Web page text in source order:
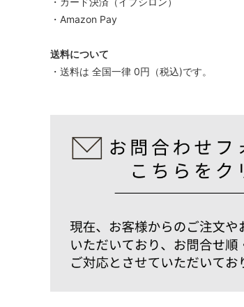
・Amazon Pay
送料について
・送料は 全国一律 0円（税込)です。